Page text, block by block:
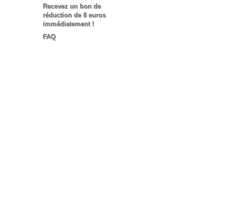
Recevez un bon de
réduction de 8 euros
immédiatement !
FAQ